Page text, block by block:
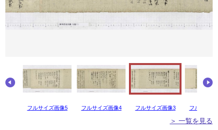
フルサイズ画像5 フルサイズ画像4 フルサイズ画像3 フルサイズ
＞ 一覧を見る